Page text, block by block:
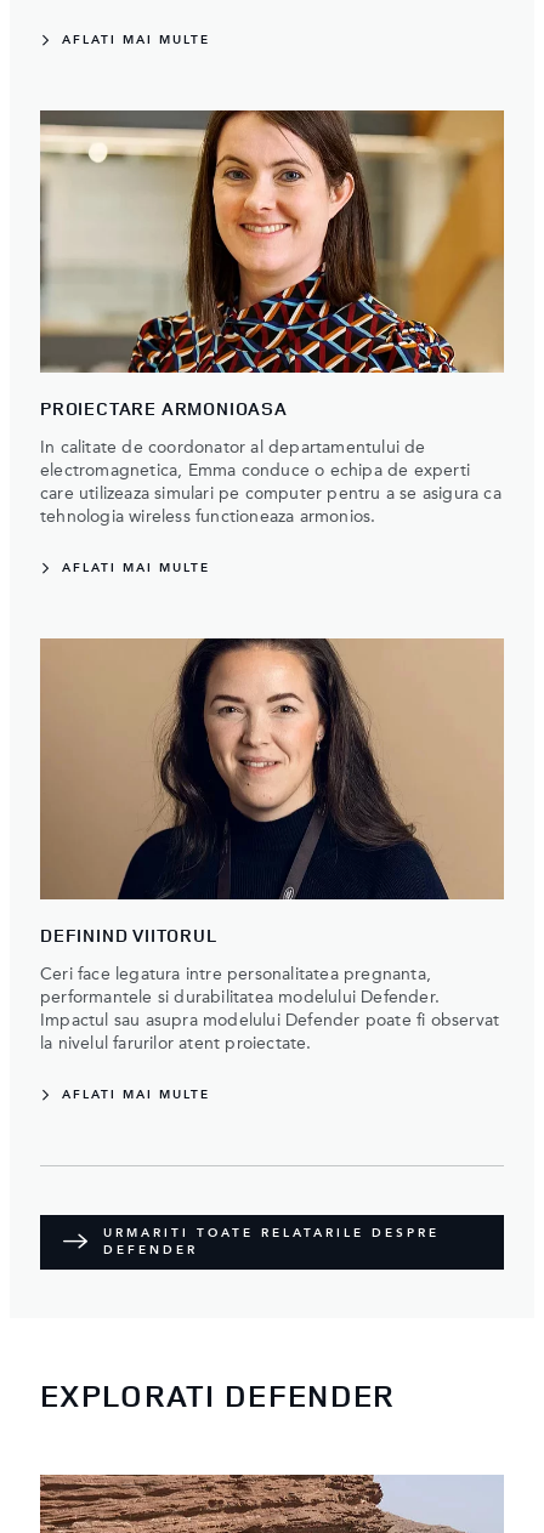
AFLATI MAI MULTE
PROIECTARE ARMONIOASA
In calitate de coordonator al departamentului de
electromagnetica, Emma conduce o echipa de experti
care utilizeaza simulari pe computer pentru a se asigura ca
tehnologia wireless functioneaza armonios.
AFLATI MAI MULTE
DEFININD VIITORUL
Ceri face legatura intre personalitatea pregnanta,
performantele si durabilitatea modelului Defender.
Impactul sau asupra modelului Defender poate fi observat
la nivelul farurilor atent proiectate.
AFLATI MAI MULTE
URMARITI TOATE RELATARILE DESPRE
DEFENDER
EXPLORATI DEFENDER